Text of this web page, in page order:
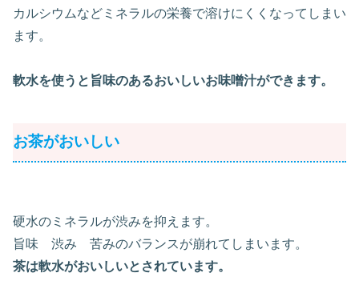
カルシウムなどミネラルの栄養で溶けにくくなってしまい
ます。
軟水を使うと旨味のあるおいしいお味噌汁ができます。
お茶がおいしい
硬水のミネラルが渋みを抑えます。
旨味 渋み 苦みのバランスが崩れてしまいます。
茶は軟水がおいしいとされています。